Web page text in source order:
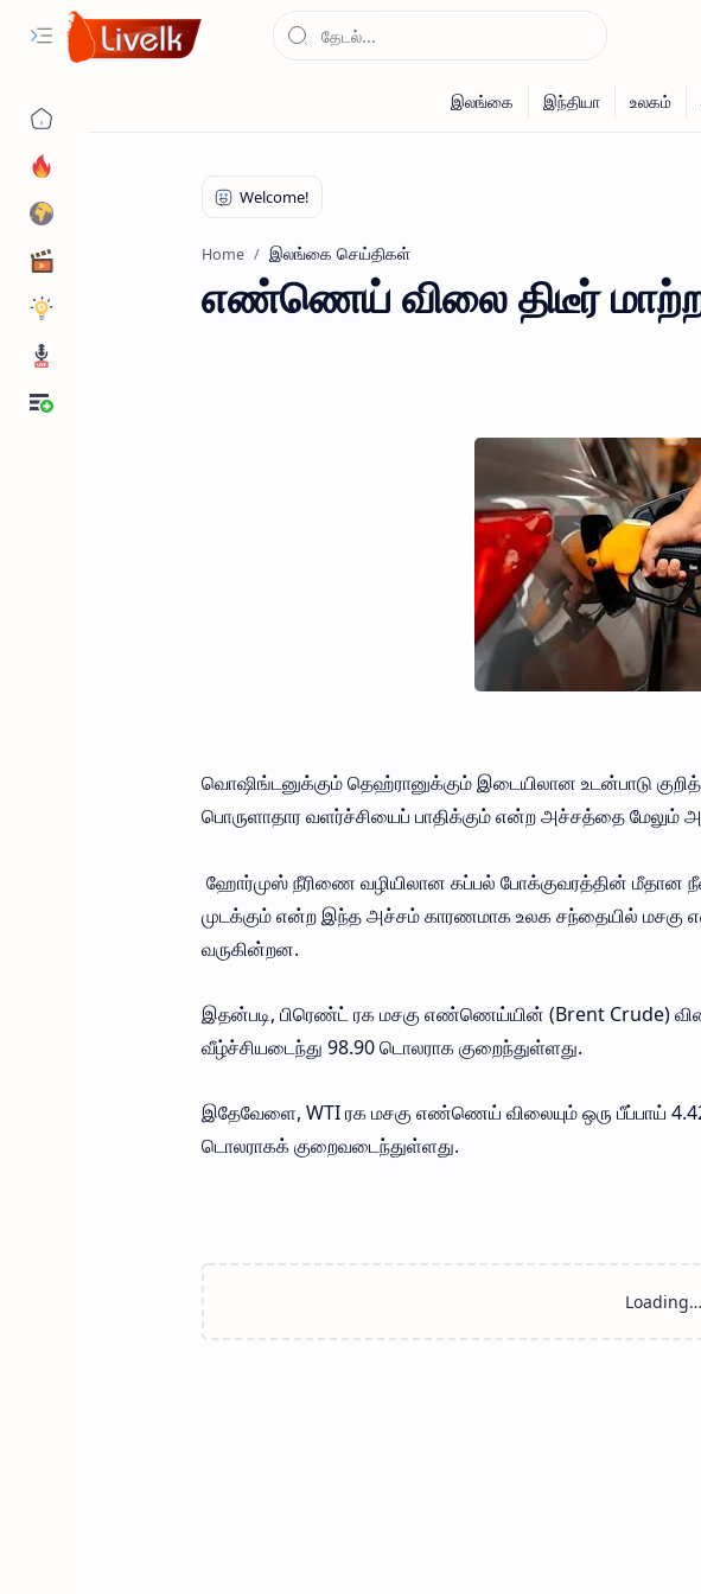
Home இலங்கை செய்திகள்
எண்ணெய் விலை திடீர்
வொஷிங்டனுக்கும் தெஹ்ரானுக்கும் இடையிலான உடன்பாடு
பொருளாதார வளர்ச்சியைப் பாதிக்கும் என்ற அச்சத்தை மேலும்
ஹோர்முஸ் நீரிணை வழியிலான கப்பல் போக்குவரத்தின் மீதான
முடக்கும் என்ற இந்த அச்சம் காரணமாக உலக சந்தையில்
வருகின்றன.
இதன்படி, பிரெண்ட் ரக மசகு எண்ணெய்யின் (Brent Crude)
வீழ்ச்சியடைந்து 98.90 டொலராக குறைந்துள்ளது.
இதேவேளை, WTI ரக மசகு எண்ணெய் விலையும் ஒரு பீப்பாய்
டொலராகக் குறைவடைந்துள்ளது.